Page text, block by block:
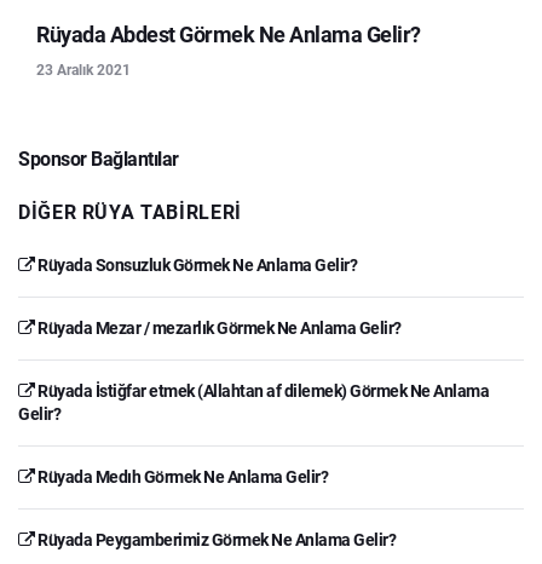
Rüyada Abdest Görmek Ne Anlama Gelir?
23 Aralık 2021
Sponsor Bağlantılar
DIĞER RÜYA TABIRLERI
Rüyada Sonsuzluk Görmek Ne Anlama Gelir?
Rüyada Mezar / mezarlık Görmek Ne Anlama Gelir?
Rüyada İstiğfar etmek (Allahtan af dilemek) Görmek Ne Anlama
Gelir?
Rüyada Medıh Görmek Ne Anlama Gelir?
Rüyada Peygamberimiz Görmek Ne Anlama Gelir?